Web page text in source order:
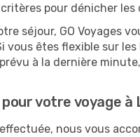
pour dénicher
séjour, GO Voyages
vous êtes flexible sur
à la dernière
pour votre voyage à
nous vous